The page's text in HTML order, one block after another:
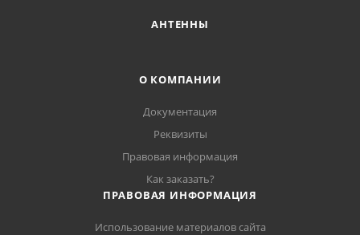
АНТЕННЫ
О КОМПАНИИ
Документация
Реквизиты
Правовая информация
Как заказать?
ПРАВОВАЯ ИНФОРМАЦИЯ
Использование материалов сайта